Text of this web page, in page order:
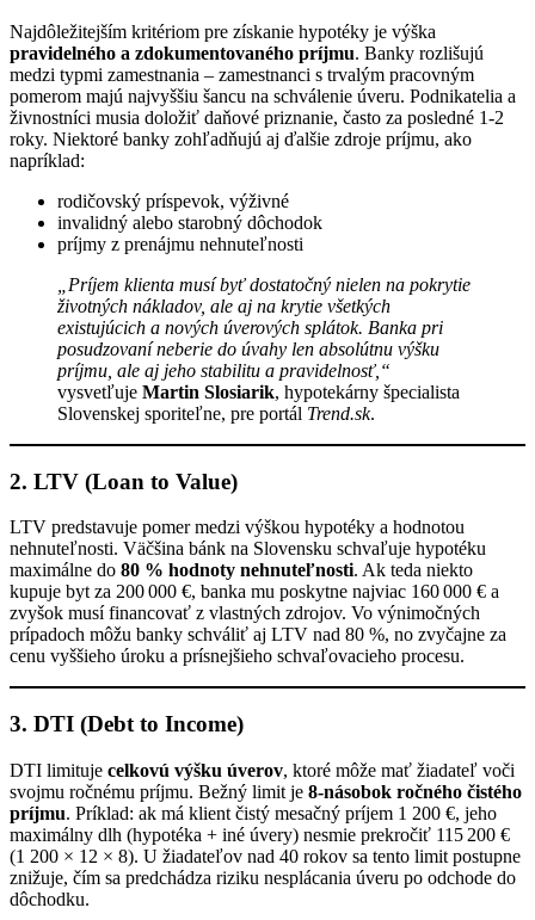
Najdôležitejším kritériom pre získanie hypotéky je výška
pravidelného a zdokumentovaného príjmu. Banky rozlišujú
medzi typmi zamestnania – zamestnanci s trvalým pracovným
pomerom majú najvyššiu šancu na schválenie úveru. Podnikatelia a
živnostníci musia doložiť daňové priznanie, často za posledné 1-2
roky. Niektoré banky zohľadňujú aj ďalšie zdroje príjmu, ako
napríklad:
rodičovský príspevok, výživné
invalidný alebo starobný dôchodok
príjmy z prenájmu nehnuteľnosti
„Príjem klienta musí byť dostatočný nielen na pokrytie
životných nákladov, ale aj na krytie všetkých
existujúcich a nových úverových splátok. Banka pri
posudzovaní neberie do úvahy len absolútnu výšku
príjmu, ale aj jeho stabilitu a pravidelnosť,“
vysvetľuje Martin Slosiarik, hypotekárny špecialista
Slovenskej sporiteľne, pre portál Trend.sk.
2. LTV (Loan to Value)
LTV predstavuje pomer medzi výškou hypotéky a hodnotou
nehnuteľnosti. Väčšina bánk na Slovensku schvaľuje hypotéku
maximálne do 80 % hodnoty nehnuteľnosti. Ak teda niekto
kupuje byt za 200 000 €, banka mu poskytne najviac 160 000 € a
zvyšok musí financovať z vlastných zdrojov. Vo výnimočných
prípadoch môžu banky schváliť aj LTV nad 80 %, no zvyčajne za
cenu vyššieho úroku a prísnejšieho schvaľovacieho procesu.
3. DTI (Debt to Income)
DTI limituje celkovú výšku úverov, ktoré môže mať žiadateľ voči
svojmu ročnému príjmu. Bežný limit je 8-násobok ročného čistého
príjmu. Príklad: ak má klient čistý mesačný príjem 1 200 €, jeho
maximálny dlh (hypotéka + iné úvery) nesmie prekročiť 115 200 €
(1 200 × 12 × 8). U žiadateľov nad 40 rokov sa tento limit postupne
znižuje, čím sa predchádza riziku nesplácania úveru po odchode do
dôchodku.